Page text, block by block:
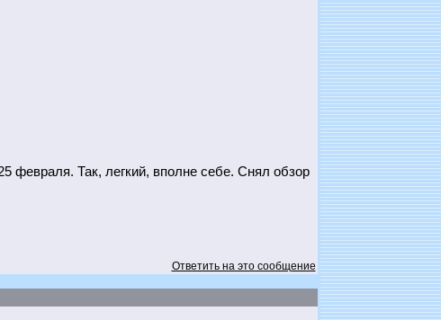
февраля. Так, легкий, вполне себе. Снял обзор
Ответить на это сообщение